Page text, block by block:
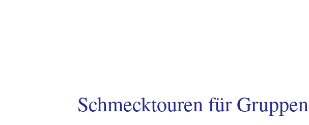
Schmecktouren für Gruppen